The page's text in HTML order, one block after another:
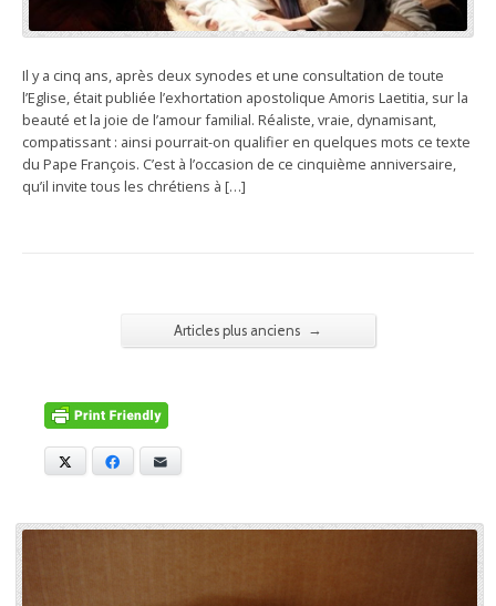
Il y a cinq ans, après deux synodes et une consultation de toute
l’Eglise, était publiée l’exhortation apostolique Amoris Laetitia, sur la
beauté et la joie de l’amour familial. Réaliste, vraie, dynamisant,
compatissant : ainsi pourrait-on qualifier en quelques mots ce texte
du Pape François. C’est à l’occasion de ce cinquième anniversaire,
qu’il invite tous les chrétiens à […]
Articles plus anciens →
Facebook